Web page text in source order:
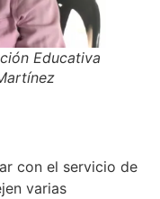
Educativa
con el servicio de
varias